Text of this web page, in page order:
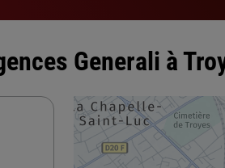
Generali à